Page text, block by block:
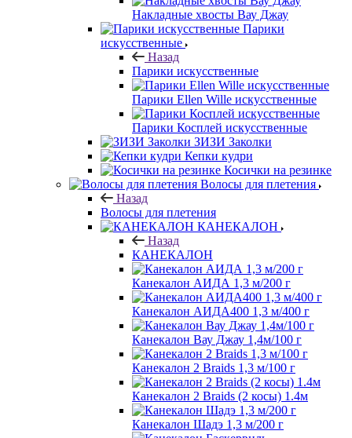
Накладные хвосты Вау Джау
Парики
искусственные
Назад
Парики искусственные
Парики Ellen Wille искусственные
Парики Косплей искусственные
ЗИЗИ Заколки
Кепки кудри
Косички на резинке
Волосы для плетения
Назад
Волосы для плетения
КАНЕКАЛОН
Назад
КАНЕКАЛОН
Канекалон АИДА 1,3 м/200 г
Канекалон АИДА400 1,3 м/400 г
Канекалон Вау Джау 1,4м/100 г
Канекалон 2 Braids 1,3 м/100 г
Канекалон 2 Braids (2 косы) 1.4м
Канекалон Шадэ 1,3 м/200 г